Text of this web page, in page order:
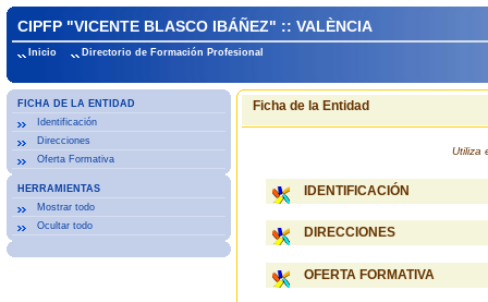
CIPFP "VICENTE BLASCO IBÁÑEZ" :: VALÈNCIA
Inicio Directorio de Formación Profesional
FICHA DE LA ENTIDAD
Identificación
Direcciones
Oferta Formativa
HERRAMIENTAS
Mostrar todo
Ocultar todo
Ficha de la Entidad
Utiliza
IDENTIFICACIÓN
DIRECCIONES
OFERTA FORMATIVA